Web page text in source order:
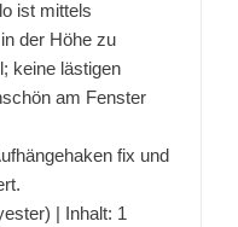
ist mittels
der Höhe zu
keine lästigen
am Fenster
fix und
| Inhalt: 1